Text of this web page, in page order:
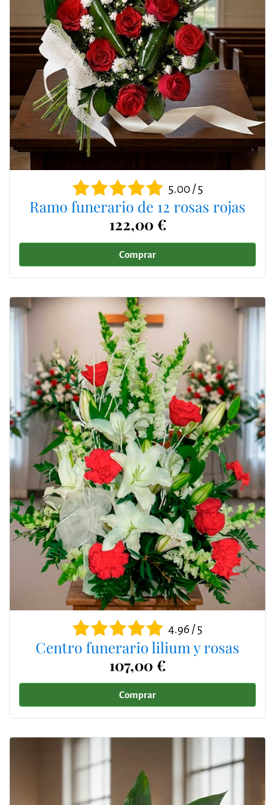
5.00 / 5
Ramo funerario de 12 rosas rojas
122,00 €
Comprar
4.96 / 5
Centro funerario lilium y rosas
107,00 €
Comprar